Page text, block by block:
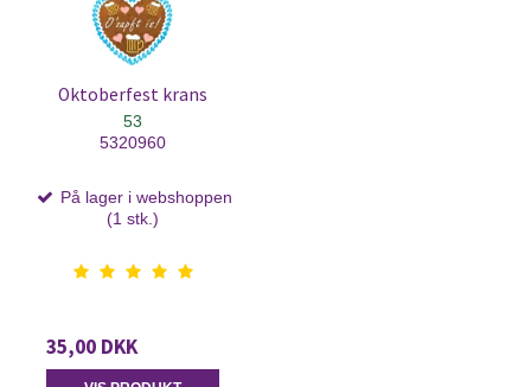
Oktoberfest krans
53
5320960
På lager i webshoppen
(1 stk.)
35,00 DKK